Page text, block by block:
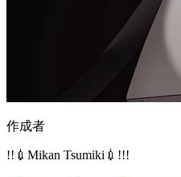
作成者
!!💉Mikan Tsumiki💉!!!